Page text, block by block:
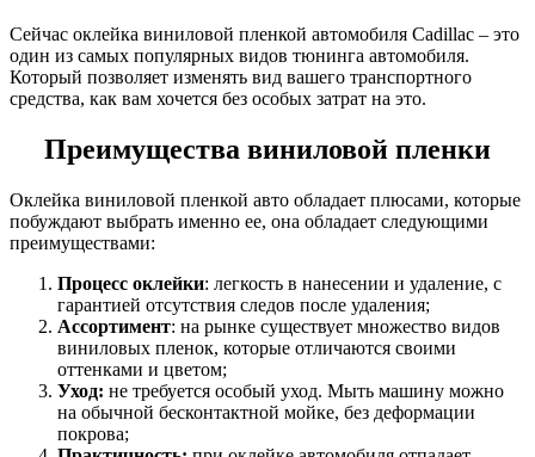
Сейчас оклейка виниловой пленкой автомобиля Cadillac – это
один из самых популярных видов тюнинга автомобиля.
Который позволяет изменять вид вашего транспортного
средства, как вам хочется без особых затрат на это.
Преимущества виниловой пленки
Оклейка виниловой пленкой авто обладает плюсами, которые
побуждают выбрать именно ее, она обладает следующими
преимуществами:
Процесс оклейки: легкость в нанесении и удаление, с
гарантией отсутствия следов после удаления;
Ассортимент: на рынке существует множество видов
виниловых пленок, которые отличаются своими
оттенками и цветом;
Уход: не требуется особый уход. Мыть машину можно
на обычной бесконтактной мойке, без деформации
покрова;